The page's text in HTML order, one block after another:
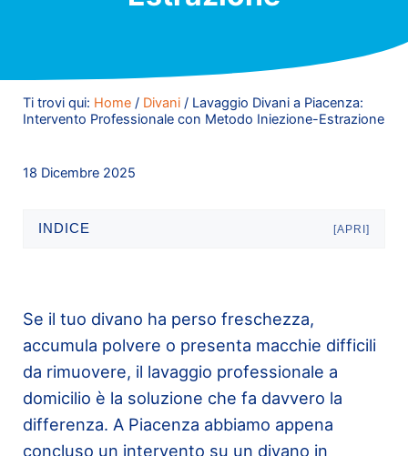
Ti trovi qui: Home / Divani /Lavaggio Divani a Piacenza:
Intervento Professionale con Metodo Iniezione-Estrazione
18 Dicembre 2025
INDICE [APRI]
Se il tuo divano ha perso freschezza,
accumula polvere o presenta macchie difficili
da rimuovere, il lavaggio professionale a
domicilio è la soluzione che fa davvero la
differenza. A Piacenza abbiamo appena
concluso un intervento su un divano in